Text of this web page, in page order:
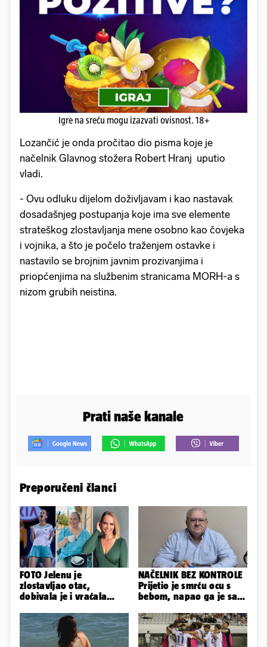
Igre na sreću mogu izazvati ovisnost. 18+
Lozančić je onda pročitao dio pisma koje je
načelnik Glavnog stožera Robert Hranj uputio
vladi.
- Ovu odluku dijelom doživljavam i kao nastavak
dosadašnjeg postupanja koje ima sve elemente
strateškog zlostavljanja mene osobno kao čovjeka
i vojnika, a što je počelo traženjem ostavke i
nastavilo se brojnim javnim prozivanjima i
priopćenjima na službenim stranicama MORH-a s
nizom grubih neistina.
Prati naše kanale
Preporučeni članci
FOTO Jelenu je
zlostavljao otac,
dobivala je i vraćala
tukao šakama'
NAČELNIK BEZ KONTROLE
Prijetio je smrću ocu s
bebom, napao ga je sa